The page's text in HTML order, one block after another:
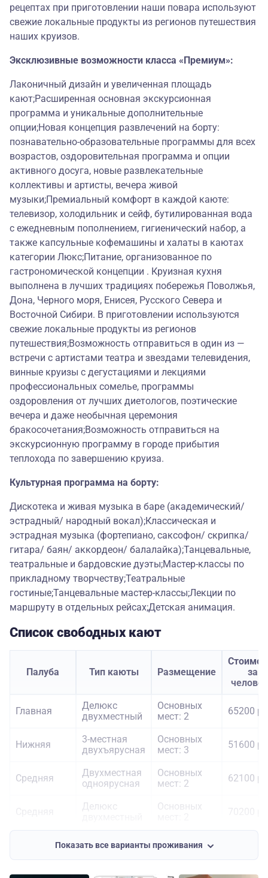
рецептах при приготовлении наши повара используют
свежие локальные продукты из регионов путешествия
наших круизов.
Эксклюзивные возможности класса «Премиум»:
Лаконичный дизайн и увеличенная площадь
кают;Расширенная основная экскурсионная
программа и уникальные дополнительные
опции;Новая концепция развлечений на борту:
познавательно-образовательные программы для всех
возрастов, оздоровительная программа и опции
активного досуга, новые развлекательные
коллективы и артисты, вечера живой
музыки;Премиальный комфорт в каждой каюте:
телевизор, холодильник и сейф, бутилированная вода
с ежедневным пополнением, гигиенический набор, а
также капсульные кофемашины и халаты в каютах
категории Люкс;Питание, организованное по
гастрономической концепции . Круизная кухня
выполнена в лучших традициях побережья Поволжья,
Дона, Черного моря, Енисея, Русского Севера и
Восточной Сибири. В приготовлении используются
свежие локальные продукты из регионов
путешествия;Возможность отправиться в один из —
встречи с артистами театра и звездами телевидения,
винные круизы с дегустациями и лекциями
профессиональных сомелье, программы
оздоровления от лучших диетологов, поэтические
вечера и даже необычная церемония
бракосочетания;Возможность отправиться на
экскурсионную программу в городе прибытия
теплохода по завершению круиза.
Культурная программа на борту:
Дискотека и живая музыка в баре (академический/
эстрадный/ народный вокал);Классическая и
эстрадная музыка (фортепиано, саксофон/ скрипка/
гитара/ баян/ аккордеон/ балалайка);Танцевальные,
театральные и бардовские дуэты;Мастер-классы по
прикладному творчеству;Театральные
гостиные;Танцевальные мастер-классы;Лекции по
маршруту в отдельных рейсах;Детская анимация.
Список свободных кают
Палуба Тип каюты Размещение
за
Главная
Делюкс
двухместный
Основных
мест: 2
65200
Нижняя
3-местная
двухъярусная
Основных
мест: 3
51600
Средняя
Двухместная
одноярусная
Основных
мест: 2
62100
Делюкс
Основных
трехместный
мест: 3
Двухместная Основных
Показать все варианты проживания